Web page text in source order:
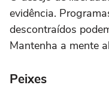
evidência.
descontraídos
Mantenha a mente
Peixes